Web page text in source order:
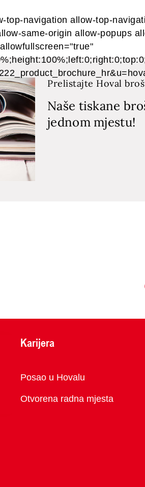
top-navigation allow-top-
same-origin allow-popups
Prelistajte Hoval
Naše tiskane
jednom mjestu!
Karijera
Pregled
Posao u Hovalu
Otvorena radna mjesta